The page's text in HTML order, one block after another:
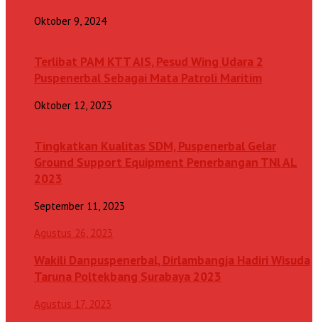
Oktober 9, 2024
Terlibat PAM KTT AIS, Pesud Wing Udara 2
Puspenerbal Sebagai Mata Patroli Maritim
Oktober 12, 2023
Tingkatkan Kualitas SDM, Puspenerbal Gelar
Ground Support Equipment Penerbangan TNl AL
2023
September 11, 2023
Agustus 26, 2023
Wakili Danpuspenerbal, Dirlambangja Hadiri Wisuda
Taruna Poltekbang Surabaya 2023
Agustus 17, 2023